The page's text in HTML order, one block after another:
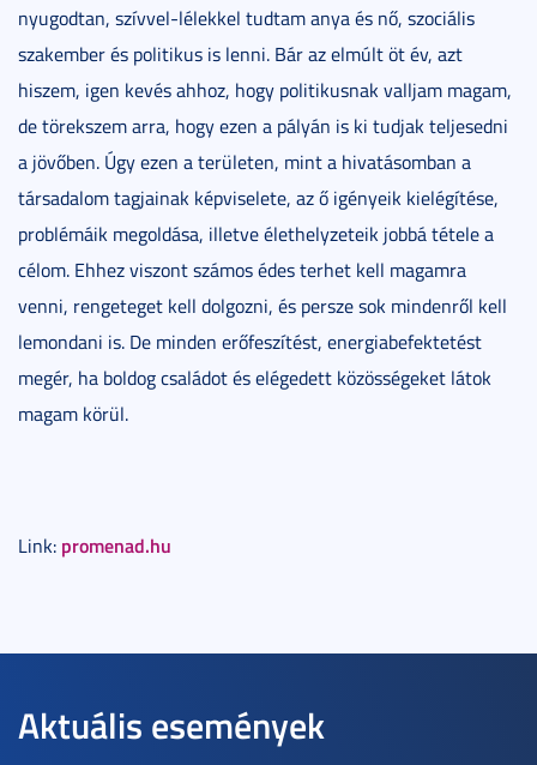
nyugodtan, szívvel-lélekkel tudtam anya és nő, szociális
szakember és politikus is lenni. Bár az elmúlt öt év, azt
hiszem, igen kevés ahhoz, hogy politikusnak valljam magam,
de törekszem arra, hogy ezen a pályán is ki tudjak teljesedni
a jövőben. Úgy ezen a területen, mint a hivatásomban a
társadalom tagjainak képviselete, az ő igényeik kielégítése,
problémáik megoldása, illetve élethelyzeteik jobbá tétele a
célom. Ehhez viszont számos édes terhet kell magamra
venni, rengeteget kell dolgozni, és persze sok mindenről kell
lemondani is. De minden erőfeszítést, energiabefektetést
megér, ha boldog családot és elégedett közösségeket látok
magam körül.
Link: promenad.hu
Aktuális események